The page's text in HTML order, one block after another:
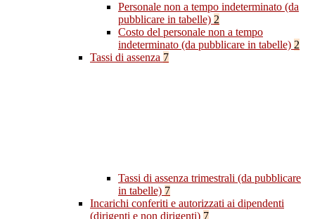
Personale non a tempo indeterminato (da
pubblicare in tabelle) 2
Costo del personale non a tempo
indeterminato (da pubblicare in tabelle) 2
Tassi di assenza 7
Tassi di assenza trimestrali (da pubblicare
in tabelle) 7
Incarichi conferiti e autorizzati ai dipendenti
(dirigenti e non dirigenti) 7